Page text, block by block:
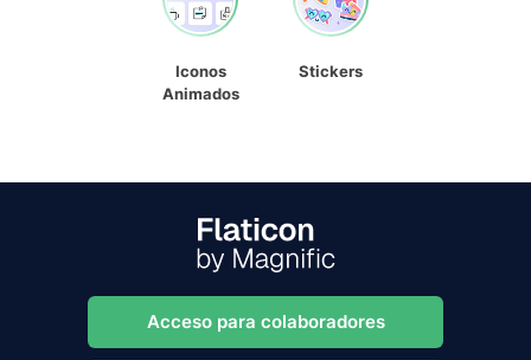
Iconos
Animados
Stickers
Acceso para colaboradores